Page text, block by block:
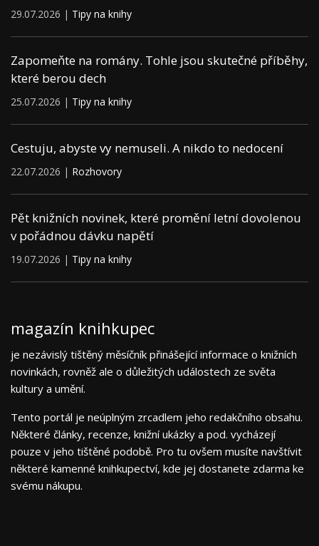
29.07.2026 | Tipy na knihy
Zapomeňte na romány. Tohle jsou skutečné příběhy,
které berou dech
25.07.2026 | Tipy na knihy
Cestuju, abyste vy nemuseli. A nikdo to nedocení
22.07.2026 | Rozhovory
Pět knižních novinek, které promění letní dovolenou
v pořádnou dávku napětí
19.07.2026 | Tipy na knihy
magazín knihkupec
je nezávislý tištěný měsíčník přinášející informace o knižních
novinkách, rovněž ale o důležitých událostech ze světa
kultury a umění.
Tento portál je neúplným zrcadlem jeho redakčního obsahu.
Některé články, recenze, knižní ukázky a pod. vycházejí
pouze v jeho tištěné podobě. Pro tu ovšem musíte navštívit
některé kamenné knihkupectví, kde jej dostanete zdarma ke
svému nákupu.